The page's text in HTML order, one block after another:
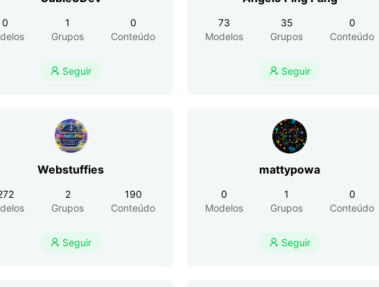
0
1
Grupos
0
Conteúdo
 Seguir
73
Modelos
35
Grupos
0
Conteúdo
 Seguir
Webstuffies
2
Grupos
190
Conteúdo
 Seguir
mattypowa
0
Modelos
1
Grupos
0
Conteúdo
 Seguir